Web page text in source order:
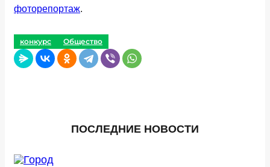
фоторепортаж.
конкурс Общество
ПОСЛЕДНИЕ НОВОСТИ